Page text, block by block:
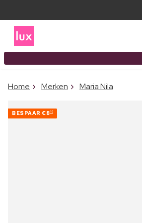
Home Merken Maria Nila
BESPAAR €810